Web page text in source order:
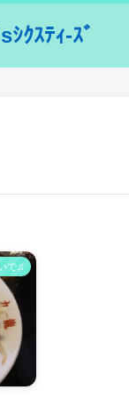
ｸｽﾃｨ-ｽﾞ
で♫